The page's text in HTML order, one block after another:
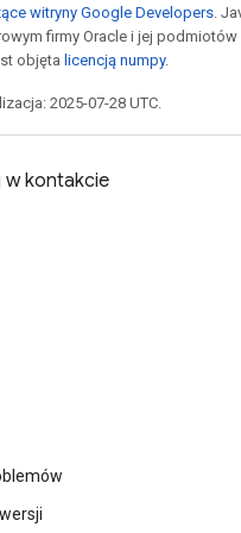
witryny Google Developers.
firmy Oracle i jej
objęta licencją numpy.
2025-07-28 UTC.
w kontakcie